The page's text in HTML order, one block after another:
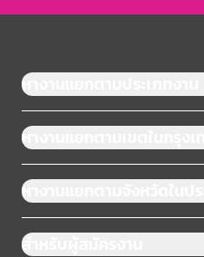
หางานแยกตามประเภทงาน
หางานแยกตามเขตในกรุงเ
หางานแยกตามจังหวัดในประ
สำหรับผู้สมัครงาน